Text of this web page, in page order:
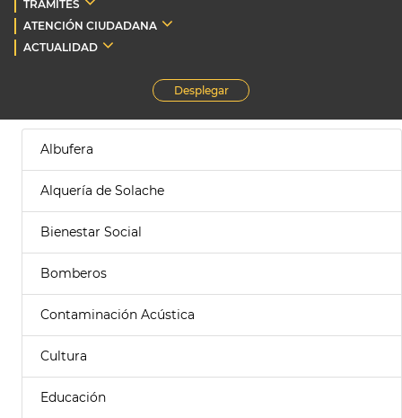
TRÁMITES
ATENCIÓN CIUDADANA
ACTUALIDAD
Desplegar
Albufera
Alquería de Solache
Bienestar Social
Bomberos
Contaminación Acústica
Cultura
Educación